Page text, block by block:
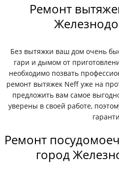
Ремонт
Без вытяжки ваш дом очень
гари и дымом от
необходимо позвать
ремонт вытяжек Neff уже на
предложить вам самое
уверены в своей работе,
Ремонт
город